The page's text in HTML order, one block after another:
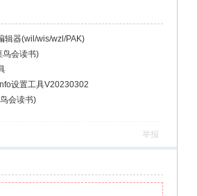
辑器(wil/wis/wzl/PAK)
鸟会读书)
设置工具V20230302
会读书)
举报